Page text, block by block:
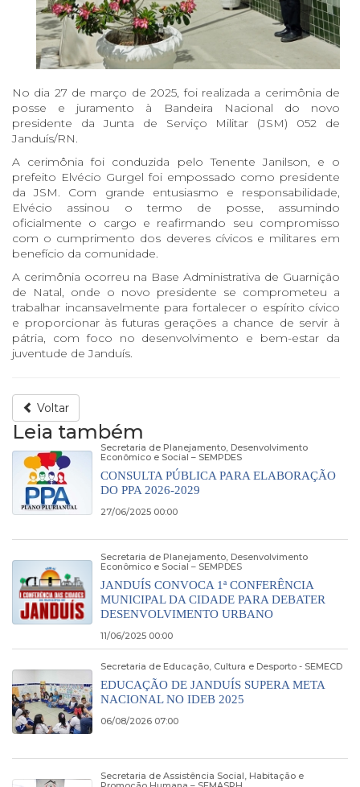
No dia 27 de março de 2025, foi realizada a cerimônia de
posse e juramento à Bandeira Nacional do novo
presidente da Junta de Serviço Militar (JSM) 052 de
Janduís/RN.
A cerimônia foi conduzida pelo Tenente Janilson, e o
prefeito Elvécio Gurgel foi empossado como presidente
da JSM. Com grande entusiasmo e responsabilidade,
Elvécio assinou o termo de posse, assumindo
oficialmente o cargo e reafirmando seu compromisso
com o cumprimento dos deveres cívicos e militares em
benefício da comunidade.
A cerimônia ocorreu na Base Administrativa de Guarnição
de Natal, onde o novo presidente se comprometeu a
trabalhar incansavelmente para fortalecer o espírito cívico
e proporcionar às futuras gerações a chance de servir à
pátria, com foco no desenvolvimento e bem-estar da
juventude de Janduís.
Voltar
Leia também
Secretaria de Planejamento, Desenvolvimento
Econômico e Social – SEMPDES
CONSULTA PÚBLICA PARA ELABORAÇÃO
DO PPA 2026-2029
27/06/2025 00:00
Secretaria de Planejamento, Desenvolvimento
Econômico e Social – SEMPDES
JANDUÍS CONVOCA 1ª CONFERÊNCIA
MUNICIPAL DA CIDADE PARA DEBATER
DESENVOLVIMENTO URBANO
11/06/2025 00:00
Secretaria de Educação, Cultura e Desporto - SEMECD
EDUCAÇÃO DE JANDUÍS SUPERA META
NACIONAL NO IDEB 2025
06/08/2026 07:00
Secretaria de Assistência Social, Habitação e